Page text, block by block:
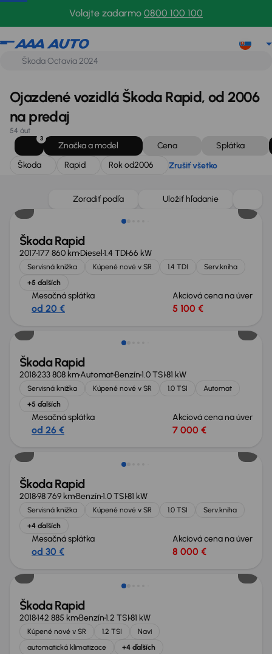
Volajte zadarmo 0800 100 100
Škoda
Ojazdené vozidlá Škoda Rapid, od 2006
na predaj
54 áut
3
Značka a model Cena
Splátka
Škoda
Rapid Rok od2006 Zrušiť všetko
Zoradiť podľa Uložiť hľadanie
Zlacnené o 500 €
Škoda Rapid
2017177 860 kmDiesel1.4 TDI66 kW
Servisná knižka Kúpené nové v SR 1.4 TDI
Serv.kniha
+5 ďalších
Mesačná splátka
od 20 €
Akciová cena na úver
5 100 €
Nové v ponuke
Škoda Rapid
2018233 808 kmAutomatBenzín1.0 TSI81 kW
Servisná knižka Kúpené nové v SR 1.0 TSI
Automat
+5 ďalších
Mesačná splátka
od 26 €
Akciová cena na úver
7 000 €
Škoda Rapid
201898 769 kmBenzín1.0 TSI81 kW
Servisná knižka Kúpené nové v SR 1.0 TSI
Serv.kniha
+4 ďalších
Mesačná splátka
od 30 €
Akciová cena na úver
8 000 €
Škoda Rapid
2018142 885 kmBenzín1.2 TSI81 kW
Kúpené nové v SR 1.2 TSI
Navi
automatická klimatizace
+4 ďalších